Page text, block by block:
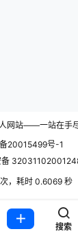
网站——一站在手尽
20015499号-1
备
，耗时 0.6069 秒
搜索